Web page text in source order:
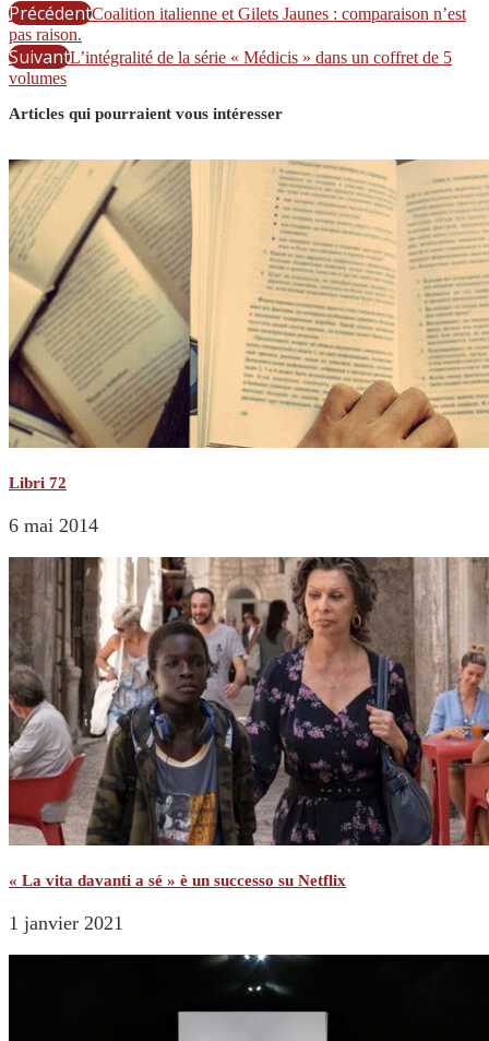
PrécédentCoalition italienne et Gilets Jaunes : comparaison n’est
pas raison.
SuivantL’intégralité de la série « Médicis » dans un coffret de 5
volumes
Articles qui pourraient vous intéresser
Libri 72
6 mai 2014
« La vita davanti a sé » è un successo su Netflix
1 janvier 2021